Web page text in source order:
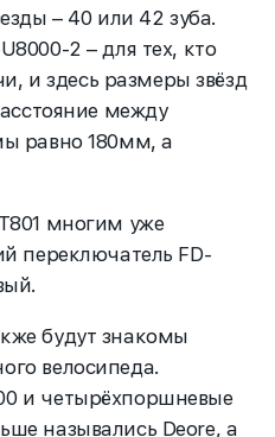
– 40 или 42 зуба.
2 – для тех, кто
и здесь размеры звёзд
между
равно 180мм, а
многим уже
переключатель FD-
будут знакомы
велосипеда.
и четырёхпоршневые
назывались Deore, а